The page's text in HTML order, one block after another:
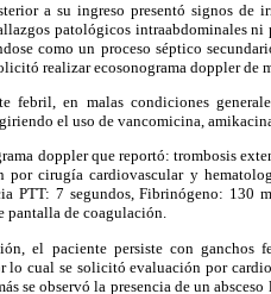
a su ingreso presentó signos de
patológicos intraabdominales
como un proceso séptico
realizar ecosonograma doppler
febril, en malas condiciones
el uso de vancomicina,
doppler que reportó: trombosis
por cirugía cardiovascular y
PTT: 7 segundos, Fibrinógeno:
pantalla de coagulación.
el paciente persiste con ganchos
lo cual se solicitó evaluación por
se observó la presencia de un